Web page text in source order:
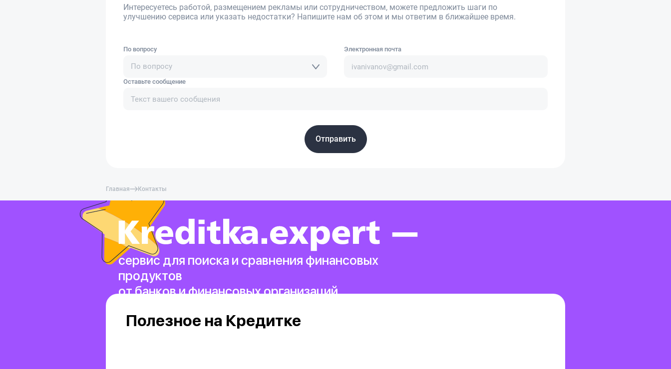
Интересуетесь работой, размещением рекламы или сотрудничеством, можете предложить шаги по
улучшению сервиса или указать недостатки? Напишите нам об этом и мы ответим в ближайшее время.
По вопросу
По вопросу
Электронная почта
Оставьте сообщение
Отправить
Главная Контакты
сервис для поиска и сравнения финансовых
продуктов
от банков и финансовых организаций.
Полезное на Кредитке